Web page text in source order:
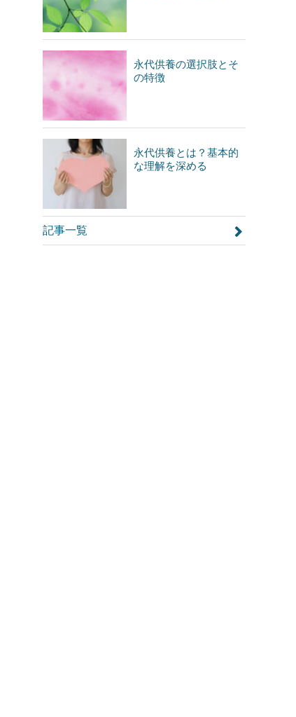
永代供養の選択肢とそ
の特徴
永代供養とは？基本的
な理解を深める
記事一覧